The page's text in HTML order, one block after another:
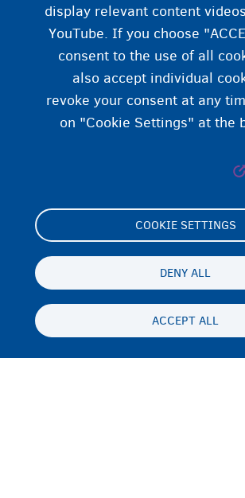
display relevant content
YouTube. If you choose
consent to the use of all
also accept individual
revoke your consent at any
on "Cookie Settings" at the
COOKIE SETTINGS
DENY ALL
ACCEPT ALL
مسئولیت